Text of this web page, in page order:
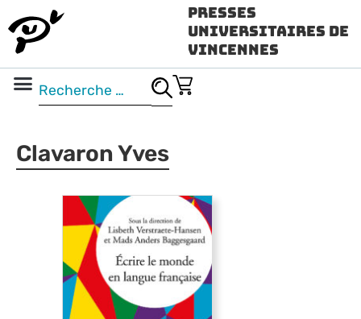
Presses
Universitaires de
Vincennes
Clavaron Yves